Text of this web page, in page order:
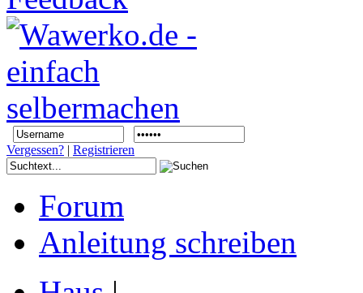
Vergessen? | Registrieren
Forum
Anleitung schreiben